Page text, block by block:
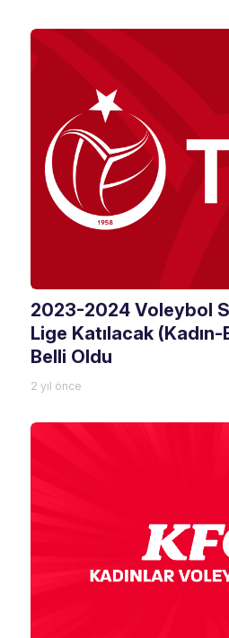
2023-2024 Voleybol
Lige Katılacak (Kadın-
Belli Oldu
2 yıl önce